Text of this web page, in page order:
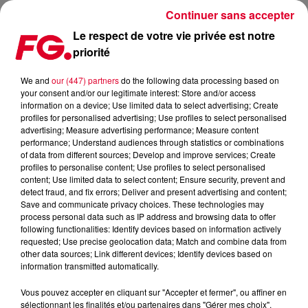
MADONNA : UN BIOPIC SUR LA REINE DE LA POP ! (OU PAS)
Publié : 20 novembre 2024 à 12h36 par Christophe
HUBERT
Le respect de votre vie privée est notre
priorité
We and our (447) partnersdo the following data processing based on
your consent and/or our legitimate interest: Store and/or access
information on a device; Use limited data to select advertising; Create
profiles for personalised advertising; Use profiles to select personalised
advertising; Measure advertising performance; Measure content
performance; Understand audiences through statistics or combinations
of data from different sources; Develop and improve services; Create
profiles to personalise content; Use profiles to select personalised
content; Use limited data to select content; Ensure security, prevent and
detect fraud, and fix errors; Deliver and present advertising and content;
Save and communicate privacy choices. These technologies may
process personal data such as IP address and browsing data to offer
following functionalities: Identify devices based on information actively
requested; Use precise geolocation data; Match and combine data from
other data sources; Link different devices; Identify devices based on
information transmitted automatically.
Vous pouvez accepter en cliquant sur "Accepter et fermer", ou affiner en
sélectionnant les finalités et/ou partenaires dans "Gérer mes choix".
Continuer sans accepter